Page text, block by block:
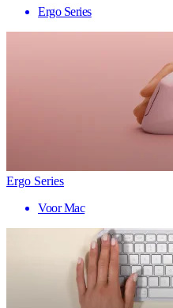
Ergo Series
Ergo Series
Voor Mac